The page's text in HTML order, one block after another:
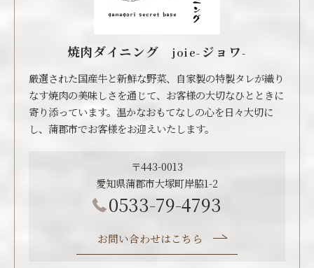
焼肉ダイニング joie-ジョワ-
厳選された国産牛と新鮮な野菜、自家製の特製タレが織り
なす焼肉の美味しさを通じて、お客様の大切なひとときに
寄り添っています。温かなおもてなしの心を日々大切に
し、蒲郡市でお客様をお迎えいたします。
〒443-0013
愛知県蒲郡市大塚町岸脇1-2
0533-79-4793
お問い合わせはこちら